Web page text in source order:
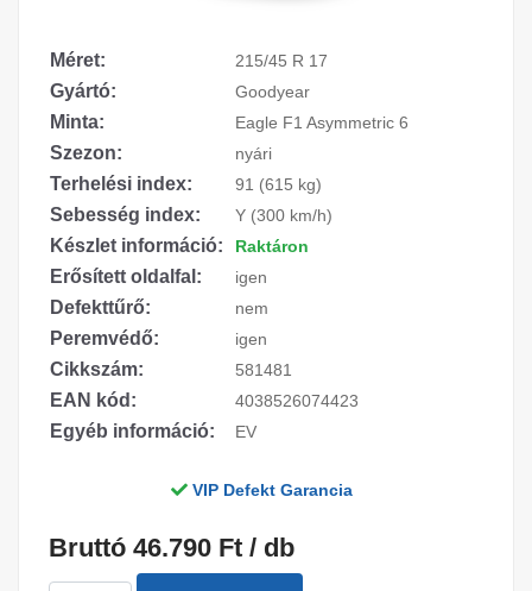
Méret: 215/45 R 17
Gyártó: Goodyear
Minta: Eagle F1 Asymmetric 6
Szezon: nyári
Terhelési index: 91 (615 kg)
Sebesség index: Y (300 km/h)
Készlet információ: Raktáron
Erősített oldalfal: igen
Defekttűrő: nem
Peremvédő: igen
Cikkszám: 581481
EAN kód: 4038526074423
Egyéb információ: EV
VIP Defekt Garancia
Bruttó 46.790 Ft / db